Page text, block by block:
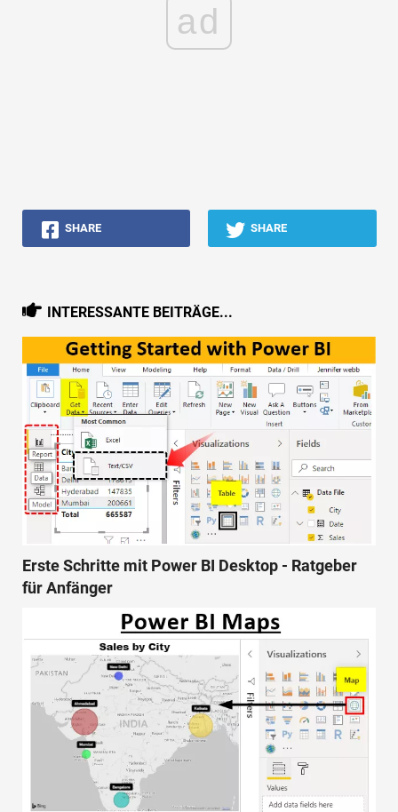
ad
SHARE SHARE
INTERESSANTE BEITRÄGE...
Erste Schritte mit Power BI Desktop - Ratgeber
für Anfänger